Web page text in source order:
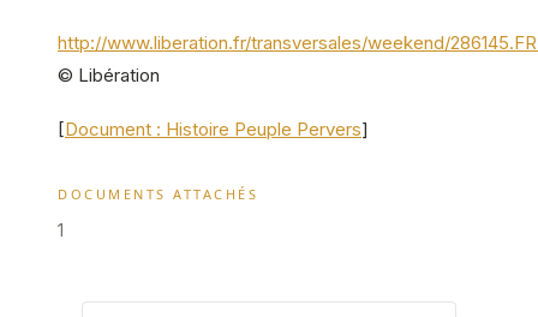
http://www.liberation.fr/transversales/weekend/
© Libération
[Document : Histoire Peuple Pervers]
DOCUMENTS ATTACHÉS
1